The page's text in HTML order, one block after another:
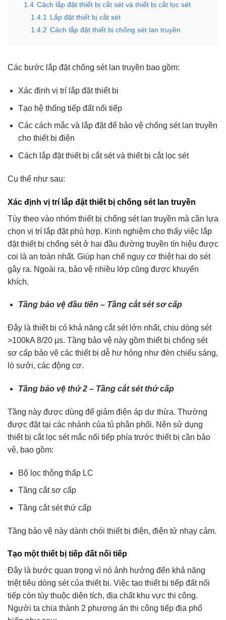
1.4 Cách lắp đặt thiết bị cắt sét và thiết bị cắt lọc sét
1.4.1 Lắp đặt thiết bị cắt sét
1.4.2 Cách lắp đặt thiết bị chống sét lan truyền
Các bước lắp đặt chống sét lan truyền bao gồm:
Xác định vị trí lắp đặt thiết bị
Tạo hệ thống tiếp đất nối tiếp
Các cách mắc và lắp đặt để bảo vệ chống sét lan truyền
cho thiết bị điện
Cách lắp đặt thiết bị cắt sét và thiết bị cắt lọc sét
Cụ thể như sau:
Xác định vị trí lắp đặt thiết bị chống sét lan truyền
Tùy theo vào nhóm thiết bị chống sét lan truyền mà cần lựa
chọn vị trí lắp đặt phù hợp. Kinh nghiệm cho thấy việc lắp
đặt thiết bị chống sét ở hai đầu đường truyền tín hiệu được
coi là an toàn nhất. Giúp hạn chế nguy cơ thiệt hại do sét
gây ra. Ngoài ra, bảo vệ nhiều lớp cũng được khuyến
khích.
Tầng bảo vệ đầu tiên – Tầng cắt sét sơ cấp
Đây là thiết bị có khả năng cắt sét lớn nhất, chịu dòng sét
>100kA 8/20 µs. Tầng bảo vệ này gồm thiết bị chống sét
sơ cấp bảo vệ các thiết bị dễ hư hỏng như đèn chiếu sáng,
lò sưởi, các động cơ.
Tầng bảo vệ thứ 2 – Tầng cắt sét thứ cấp
Tầng này được dùng để giảm điện áp dư thừa. Thường
được đặt tại các nhánh của tủ phân phối. Nên sử dụng
thiết bị cắt lọc sét mắc nối tiếp phía trước thiết bị cần bảo
vệ, bao gồm:
Bộ lọc thông thấp LC
Tầng cắt sơ cấp
Tầng cắt sét thứ cấp
Tầng bảo vệ này dành chói thiết bị điện, điện tử nhạy cảm.
Tạo một thiết bị tiếp đất nối tiếp
Đây là bước quan trọng vì nó ảnh hưởng đến khả năng
triệt tiêu dòng sét của thiết bị. Việc tạo thiết bị tiếp đất nối
tiếp còn tùy thuộc diện tích, địa chất khu vực thi công.
Người ta chia thành 2 phương án thi công tiếp địa phổ